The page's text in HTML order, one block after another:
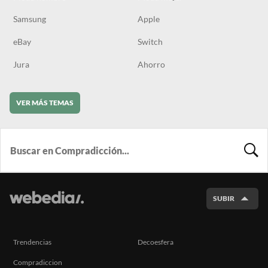
Samsung Apple
eBay Switch
Jura Ahorro
VER MÁS TEMAS
SUBIR
Trendencias Decoesfera
Compradiccion